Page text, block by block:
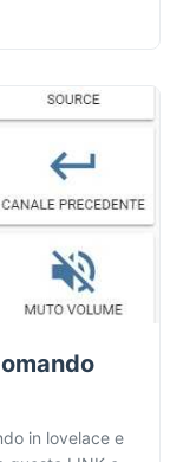
in lovelace e